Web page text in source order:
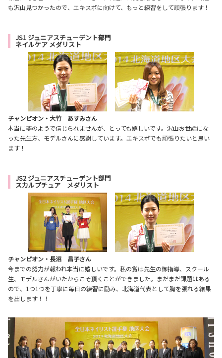
も沢山見つかったので、エキスポに向けて、もっと練習をして頑張ります！
JS1 ジュニアスチューデント部門
ネイルケア メダリスト
チャンピオン・大竹 あすみさん
本当に夢のようで信じられませんが、とっても嬉しいです。沢山お世話にな
った先生方、モデルさんに感謝しています。エキスポでも頑張りたいと思い
ます！
JS2 ジュニアスチューデント部門
スカルプチュア メダリスト
チャンピオン・長沼 昌子さん
今までの努力が報われ本当に嬉しいです。私の賞は先生の御指導、スクール
生、モデルさんがいたからこそ頂くことができました。まだまだ課題はある
ので、1つ1つを丁寧に毎日の練習に励み、北海道代表として胸を張れる結果
を出します！！